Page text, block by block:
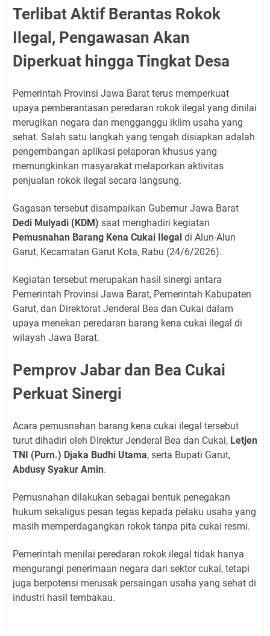
Terlibat Aktif Berantas Rokok
Ilegal, Pengawasan Akan
Diperkuat hingga Tingkat Desa
Pemerintah Provinsi Jawa Barat terus memperkuat
upaya pemberantasan peredaran rokok ilegal yang dinilai
merugikan negara dan mengganggu iklim usaha yang
sehat. Salah satu langkah yang tengah disiapkan adalah
pengembangan aplikasi pelaporan khusus yang
memungkinkan masyarakat melaporkan aktivitas
penjualan rokok ilegal secara langsung.
Gagasan tersebut disampaikan Gubernur Jawa Barat
Dedi Mulyadi (KDM) saat menghadiri kegiatan
Pemusnahan Barang Kena Cukai Ilegal di Alun-Alun
Garut, Kecamatan Garut Kota, Rabu (24/6/2026).
Kegiatan tersebut merupakan hasil sinergi antara
Pemerintah Provinsi Jawa Barat, Pemerintah Kabupaten
Garut, dan Direktorat Jenderal Bea dan Cukai dalam
upaya menekan peredaran barang kena cukai ilegal di
wilayah Jawa Barat.
Pemprov Jabar dan Bea Cukai
Perkuat Sinergi
Acara pemusnahan barang kena cukai ilegal tersebut
turut dihadiri oleh Direktur Jenderal Bea dan Cukai, Letjen
TNI (Purn.) Djaka Budhi Utama, serta Bupati Garut,
Abdusy Syakur Amin.
Pemusnahan dilakukan sebagai bentuk penegakan
hukum sekaligus pesan tegas kepada pelaku usaha yang
masih memperdagangkan rokok tanpa pita cukai resmi.
Pemerintah menilai peredaran rokok ilegal tidak hanya
mengurangi penerimaan negara dari sektor cukai, tetapi
juga berpotensi merusak persaingan usaha yang sehat di
industri hasil tembakau.